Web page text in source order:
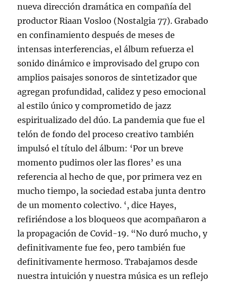
nueva dirección dramática en compañía del
productor Riaan Vosloo (Nostalgia 77). Grabado
en confinamiento después de meses de
intensas interferencias, el álbum refuerza el
sonido dinámico e improvisado del grupo con
amplios paisajes sonoros de sintetizador que
agregan profundidad, calidez y peso emocional
al estilo único y comprometido de jazz
espiritualizado del dúo. La pandemia que fue el
telón de fondo del proceso creativo también
impulsó el título del álbum: ‘Por un breve
momento pudimos oler las flores’ es una
referencia al hecho de que, por primera vez en
mucho tiempo, la sociedad estaba junta dentro
de un momento colectivo. ‘, dice Hayes,
refiriéndose a los bloqueos que acompañaron a
la propagación de Covid-19. “No duró mucho, y
definitivamente fue feo, pero también fue
definitivamente hermoso. Trabajamos desde
nuestra intuición y nuestra música es un reflejo